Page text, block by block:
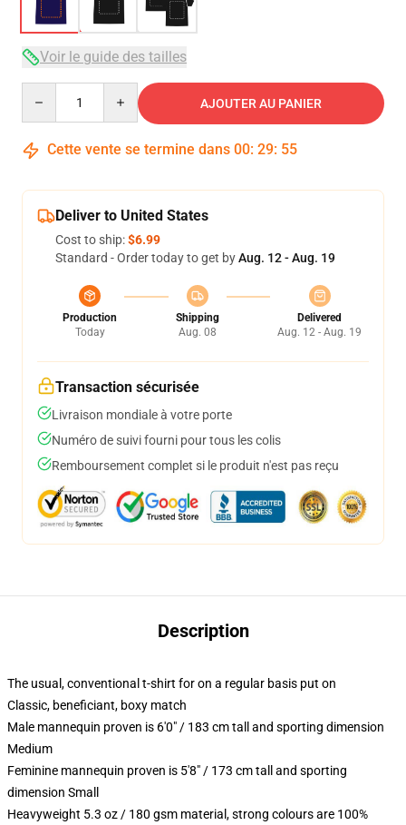
Voir le guide des tailles
AJOUTER AU PANIER
Cette vente se termine dans 00: 29: 54
Deliver to United States
Cost to ship:$6.99
Standard - Order today to get byAug. 12 - Aug. 19
Production
Today
Shipping
Aug. 08
Delivered
Aug. 12 - Aug. 19
Transaction sécurisée
Livraison mondiale à votre porte
Numéro de suivi fourni pour tous les colis
Remboursement complet si le produit n'est pas reçu
Description
The usual, conventional t-shirt for on a regular basis put on
Classic, beneficiant, boxy match
Male mannequin proven is 6'0" / 183 cm tall and sporting dimension
Medium
Feminine mannequin proven is 5'8" / 173 cm tall and sporting
dimension Small
Heavyweight 5.3 oz / 180 gsm material, strong colours are 100%